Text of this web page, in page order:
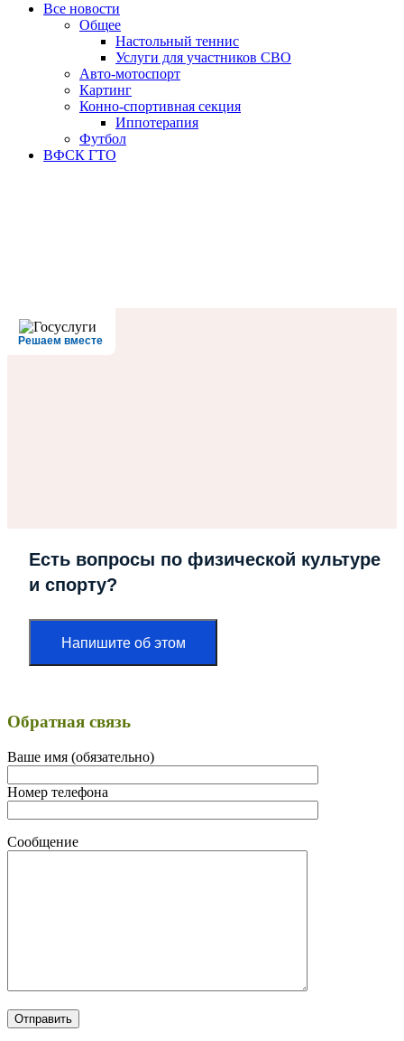
Все новости
Oбщее
Настольный теннис
Услуги для участников СВО
Авто-мотоспорт
Картинг
Конно-спортивная секция
Иппотерапия
Футбол
ВФСК ГТО
Решаем вместе
Есть вопросы по физической культуре
и спорту?
Напишите об этом
Обратная связь
Ваше имя (обязательно)
Номер телефона
Сообщение